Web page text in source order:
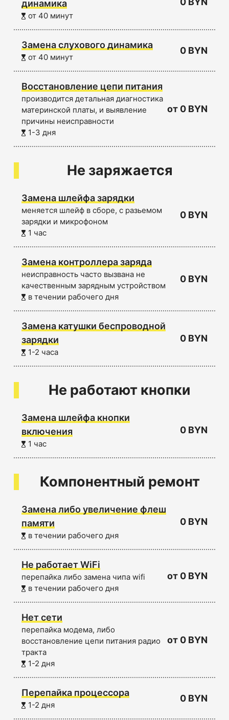
динамика
от 40 минут
Замена слухового динамика
от 40 минут
0 BYN
Восстановление цепи питания
производится детальная диагностика
материнской платы, и выявление
причины неисправности
1-3 дня
от 0 BYN
Не заряжается
Замена шлейфа зарядки
меняется шлейф в сборе, с разьемом
зарядки и микрофоном
1 час
0 BYN
Замена контроллера заряда
неисправность часто вызвана не
качественным зарядным устройством
в течении рабочего дня
0 BYN
Замена катушки беспроводной
зарядки
1-2 часа
0 BYN
Не работают кнопки
Замена шлейфа кнопки
включения
1 час
0 BYN
Компонентный ремонт
Замена либо увеличение флеш
памяти
в течении рабочего дня
0 BYN
Не работает WiFi
перепайка либо замена чипа wifi
в течении рабочего дня
от 0 BYN
Нет сети
перепайка модема, либо
восстановление цепи питания радио
тракта
1-2 дня
от 0 BYN
Перепайка процессора
1-2 дня
0 BYN